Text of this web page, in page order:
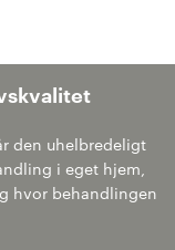
den uhelbredeligt
i eget hjem,
hvor behandlingen